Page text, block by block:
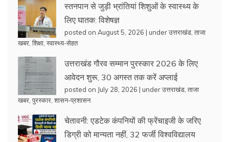
स्तनपान से जुड़ी भ्रांतियां शिशुओं के स्वास्थ्य के
लिए घातक: विशेषज्ञ
posted on August 5, 2026 | underउत्तराखंड ताजा
खबर शिक्षा स्वास्थ्य-सेहत
उत्तराखंड गौरव सम्मान पुरस्कार 2026 के लिए
आवेदन शुरू, 30 अगस्त तक करें अप्लाई
posted on July 28, 2026 | underउत्तराखंड ताजा
खबर पुरस्कार शासन-प्रशासन
चेतावनी: एडटेक कंपनियों की फ्रेंचाइजी के जरिए
डिग्री को मान्यता नहीं, 32 फर्जी विश्वविद्यालय